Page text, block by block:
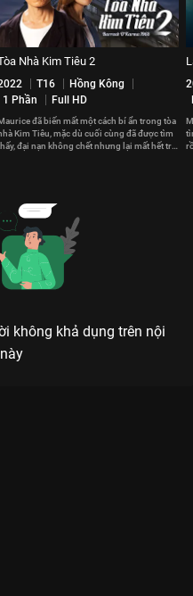
Nhà Kim Tiêu 2
T16
Hồng Kông
1 Phần
Full HD
đã biến mất một cách bí ẩn trong tòa
Kim Tiêu, mặc dù cuối cùng đã được tìm
đại nạn không chết nhưng lại mất hết trí
không khả dụng trên nội